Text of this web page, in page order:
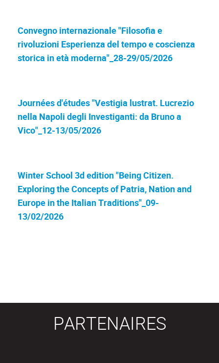
Convegno internazionale "Filosofia e
rivoluzioni Esperienza del tempo e coscienza
storica in età moderna"_28-29/05/2026
Journées d'études "Vestigia lustrat. Lucrezio
nella Napoli degli Investiganti: da Bruno a
Vico"_12-13/05/2026
Winter School 3d edition "Being Citizen.
Exploring the Concepts of Patria, Nation and
Europe in the Italian Traditions"_09-
13/02/2026
PARTENAIRES